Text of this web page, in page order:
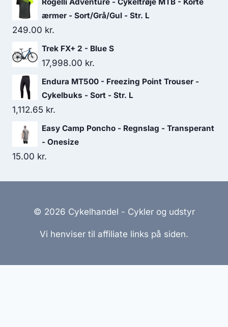
ærmer - Sort/Grå/Gul - Str. L
249.00 kr.
Trek FX+ 2 - Blue S
17,998.00 kr.
Endura MT500 - Freezing Point Trouser -
Cykelbuks - Sort - Str. L
1,112.65 kr.
Easy Camp Poncho - Regnslag - Transperant
- Onesize
15.00 kr.
© 2026 Cykelhandel - Cykler og udstyr
Vi henviser til affiliate links på siden.